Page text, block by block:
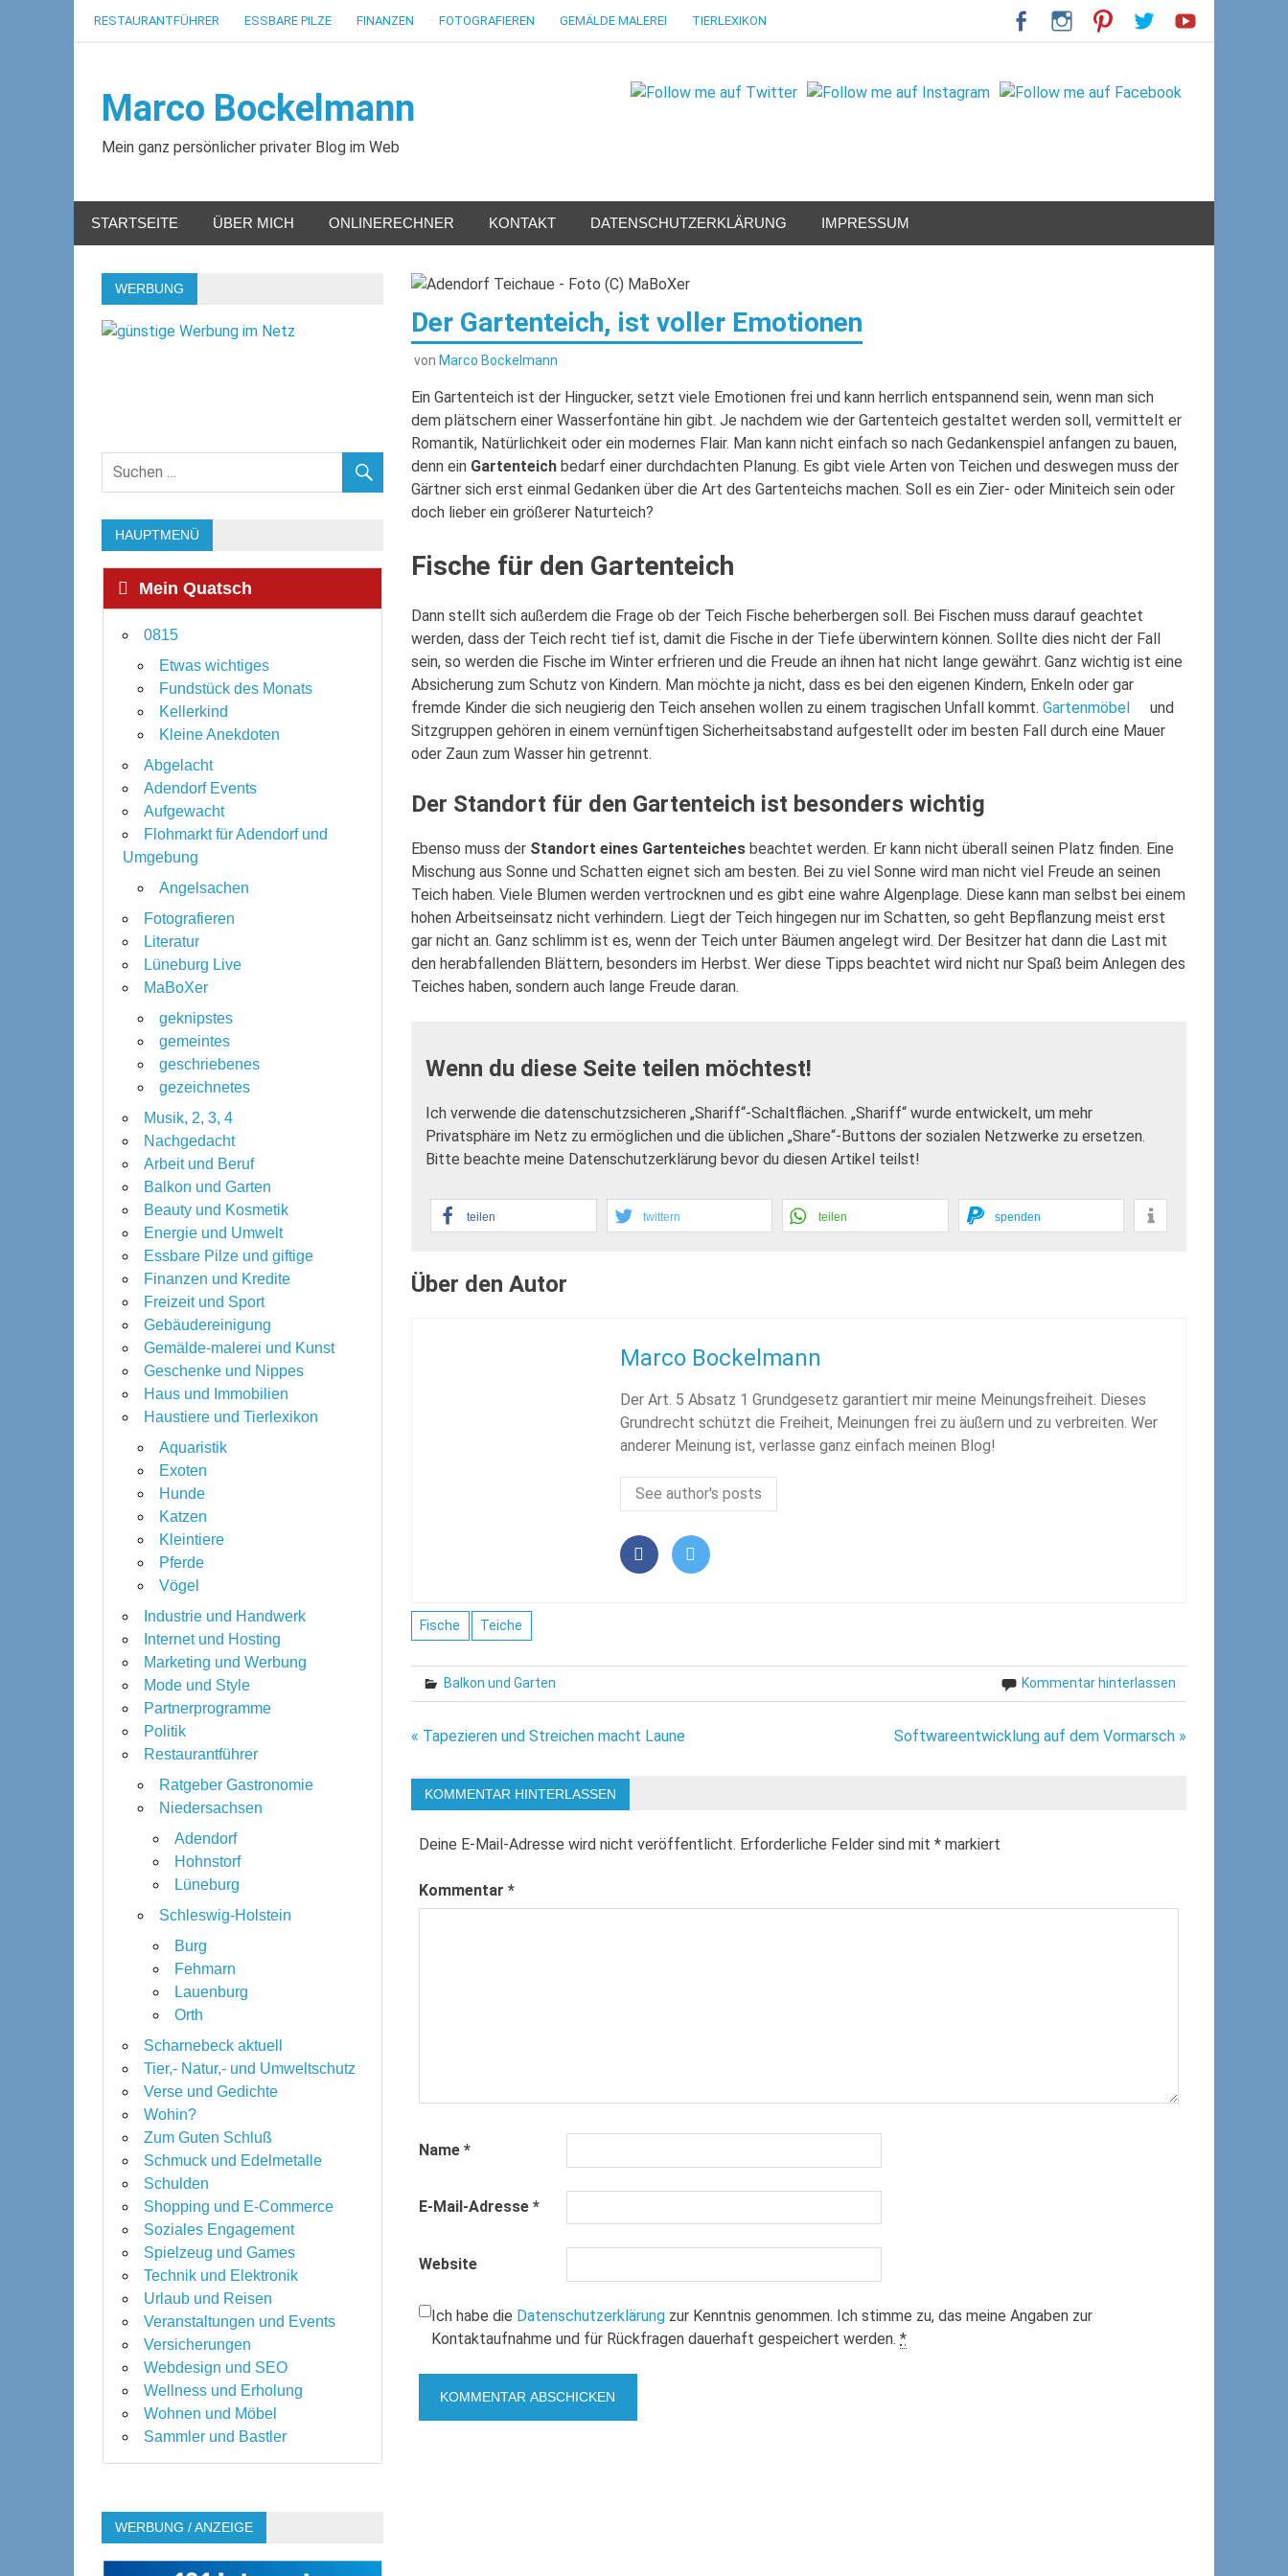
RESTAURANTFÜHRER ESSBARE PILZE FINANZEN FOTOGRAFIEREN GEMÄLDE MALEREI TIERLEXIKON
Marco Bockelmann
Mein ganz persönlicher privater Blog im Web
STARTSEITE ÜBER MICH ONLINERECHNER KONTAKT DATENSCHUTZERKLÄRUNG IMPRESSUM
Der Gartenteich, ist voller Emotionen
von Marco Bockelmann
Ein Gartenteich ist der Hingucker, setzt viele Emotionen frei und kann herrlich entspannend sein, wenn man sich
dem plätschern einer Wasserfontäne hin gibt. Je nachdem wie der Gartenteich gestaltet werden soll, vermittelt er
Romantik, Natürlichkeit oder ein modernes Flair. Man kann nicht einfach so nach Gedankenspiel anfangen zu bauen,
denn ein Gartenteich bedarf einer durchdachten Planung. Es gibt viele Arten von Teichen und deswegen muss der
Gärtner sich erst einmal Gedanken über die Art des Gartenteichs machen. Soll es ein Zier- oder Miniteich sein oder
doch lieber ein größerer Naturteich?
Fische für den Gartenteich
Dann stellt sich außerdem die Frage ob der Teich Fische beherbergen soll. Bei Fischen muss darauf geachtet
werden, dass der Teich recht tief ist, damit die Fische in der Tiefe überwintern können. Sollte dies nicht der Fall
sein, so werden die Fische im Winter erfrieren und die Freude an ihnen hat nicht lange gewährt. Ganz wichtig ist eine
Absicherung zum Schutz von Kindern. Man möchte ja nicht, dass es bei den eigenen Kindern, Enkeln oder gar
fremde Kinder die sich neugierig den Teich ansehen wollen zu einem tragischen Unfall kommt.Gartenmöbel
und
Sitzgruppen gehören in einem vernünftigen Sicherheitsabstand aufgestellt oder im besten Fall durch eine Mauer
oder Zaun zum Wasser hin getrennt.
Der Standort für den Gartenteich ist besonders wichtig
Ebenso muss der Standort eines Gartenteiches beachtet werden. Er kann nicht überall seinen Platz finden. Eine
Mischung aus Sonne und Schatten eignet sich am besten. Bei zu viel Sonne wird man nicht viel Freude an seinen
Teich haben. Viele Blumen werden vertrocknen und es gibt eine wahre Algenplage. Diese kann man selbst bei einem
hohen Arbeitseinsatz nicht verhindern. Liegt der Teich hingegen nur im Schatten, so geht Bepflanzung meist erst
gar nicht an. Ganz schlimm ist es, wenn der Teich unter Bäumen angelegt wird. Der Besitzer hat dann die Last mit
den herabfallenden Blättern, besonders im Herbst. Wer diese Tipps beachtet wird nicht nur Spaß beim Anlegen des
Teiches haben, sondern auch lange Freude daran.
Wenn du diese Seite teilen möchtest!
Ich verwende die datenschutzsicheren „Shariff“-Schaltflächen. „Shariff“ wurde entwickelt, um mehr
Privatsphäre im Netz zu ermöglichen und die üblichen „Share“-Buttons der sozialen Netzwerke zu ersetzen.
Bitte beachte meine Datenschutzerklärung bevor du diesen Artikel teilst!
teilen twittern teilen spenden
Über den Autor
Marco Bockelmann
Der Art. 5 Absatz 1 Grundgesetz garantiert mir meine Meinungsfreiheit. Dieses
Grundrecht schützt die Freiheit, Meinungen frei zu äußern und zu verbreiten. Wer
anderer Meinung ist, verlasse ganz einfach meinen Blog!
See author's posts
Fische Teiche
Balkon und Garten Kommentar hinterlassen
Beitragsnavigation
« Tapezieren und Streichen macht Laune Softwareentwicklung auf dem Vormarsch »
KOMMENTAR HINTERLASSEN
Deine E-Mail-Adresse wird nicht veröffentlicht. Erforderliche Felder sind mit* markiert
Kommentar*
Name*
E-Mail-Adresse*
Website
Ich habe die Datenschutzerklärung zur Kenntnis genommen. Ich stimme zu, das meine Angaben zur
Kontaktaufnahme und für Rückfragen dauerhaft gespeichert werden.*
WERBUNG
HAUPTMENÜ
Mein Quatsch
0815
Etwas wichtiges
Fundstück des Monats
Kellerkind
Kleine Anekdoten
Abgelacht
Adendorf Events
Aufgewacht
Flohmarkt für Adendorf und
Umgebung
Angelsachen
Fotografieren
Literatur
Lüneburg Live
MaBoXer
geknipstes
gemeintes
geschriebenes
gezeichnetes
Musik, 2, 3, 4
Nachgedacht
Arbeit und Beruf
Balkon und Garten
Beauty und Kosmetik
Energie und Umwelt
Essbare Pilze und giftige
Finanzen und Kredite
Freizeit und Sport
Gebäudereinigung
Gemälde-malerei und Kunst
Geschenke und Nippes
Haus und Immobilien
Haustiere und Tierlexikon
Aquaristik
Exoten
Hunde
Katzen
Kleintiere
Pferde
Vögel
Industrie und Handwerk
Internet und Hosting
Marketing und Werbung
Mode und Style
Partnerprogramme
Politik
Restaurantführer
Ratgeber Gastronomie
Niedersachsen
Adendorf
Hohnstorf
Lüneburg
Schleswig-Holstein
Burg
Fehmarn
Lauenburg
Orth
Scharnebeck aktuell
Tier,- Natur,- und Umweltschutz
Verse und Gedichte
Wohin?
Zum Guten Schluß
Schmuck und Edelmetalle
Schulden
Shopping und E-Commerce
Soziales Engagement
Spielzeug und Games
Technik und Elektronik
Urlaub und Reisen
Veranstaltungen und Events
Versicherungen
Webdesign und SEO
Wellness und Erholung
Wohnen und Möbel
Sammler und Bastler
WERBUNG / ANZEIGE